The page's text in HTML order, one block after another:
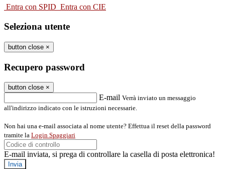
Entra con SPID Entra con CIE
Seleziona utente
button close ×
Recupero password
button close ×
E-mail Verrà inviato un messaggio
all'indirizzo indicato con le istruzioni necessarie.
Non hai una e-mail associata al nome utente? Effettua il reset della password
tramite la Login Spaggiari
E-mail inviata, si prega di controllare la casella di posta elettronica!